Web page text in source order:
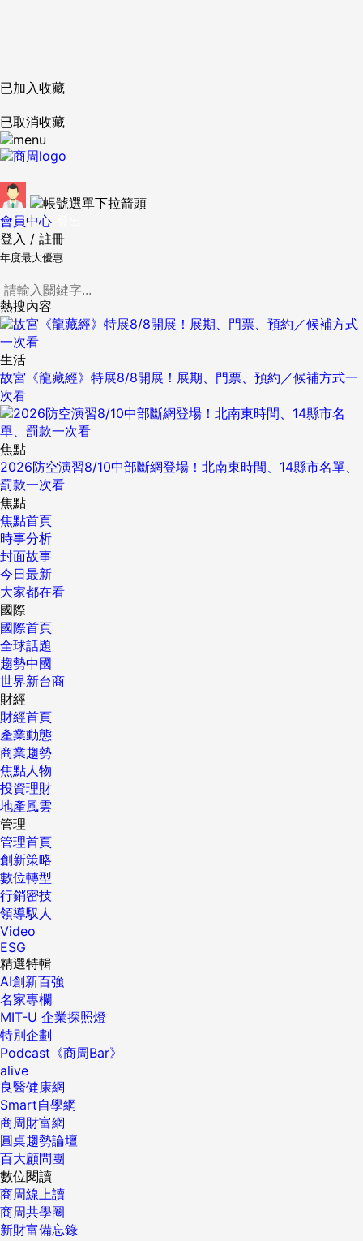
已加入收藏
已取消收藏
會員中心
登入 / 註冊
年度最大優惠
熱搜內容
生活
故宮《龍藏經》特展8/8開展！展期、門票、預約／候補方式一
次看
焦點
2026防空演習8/10中部斷網登場！北南東時間、14縣市名單、
罰款一次看
焦點
焦點首頁
時事分析
封面故事
今日最新
大家都在看
國際
國際首頁
全球話題
趨勢中國
世界新台商
財經
財經首頁
產業動態
商業趨勢
焦點人物
投資理財
地產風雲
管理
管理首頁
創新策略
數位轉型
行銷密技
領導馭人
Video
ESG
精選特輯
AI創新百強
名家專欄
MIT-U 企業探照燈
特別企劃
Podcast《商周Bar》
alive
良醫健康網
Smart自學網
商周財富網
圓桌趨勢論壇
百大顧問團
數位閱讀
商周線上讀
商周共學圈
新財富備忘錄